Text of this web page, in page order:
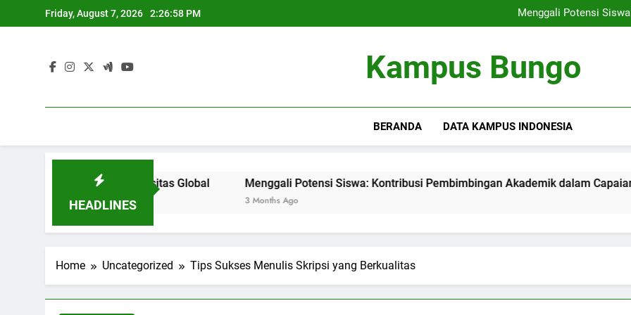
to
Friday, August 7, 2026 2:26:59 PM
Menggali Potensi
Membangunlah Karir
Menggali Potensi
Membangunlah Karir
Kampus Bungo
BERANDA DATA KAMPUS INDONESIA
HEADLINES
Saing di Universitas Global Menggali Potensi Siswa: Kontribusi Pembimbingan Akademik dalam Capaian Karier
Home Uncategorized Tips Sukses Menulis Skripsi yang Berkualitas